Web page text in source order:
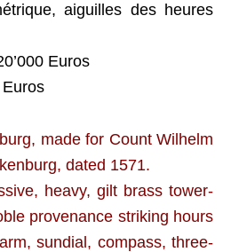
aiguilles des heures
Euros
Euros
made for Count Wilhelm
dated 1571.
heavy, gilt brass tower-
provenance striking hours
sundial, compass, three-